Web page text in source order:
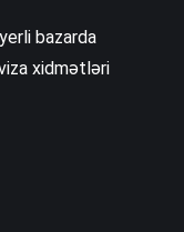
bazarda
xidmətləri